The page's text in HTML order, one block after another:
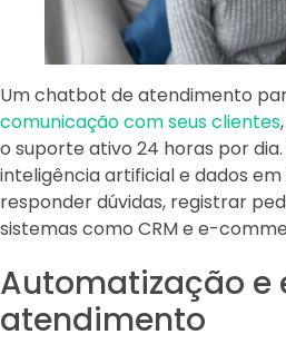
Um chatbot de atendimento
comunicação com seus clientes
o suporte ativo 24 horas por dia.
inteligência artificial e dados
responder dúvidas, registrar
sistemas como CRM e e-
Automatização e
atendimento